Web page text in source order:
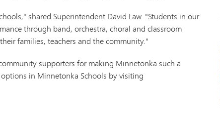
shared Superintendent David Law. "Students in our
through band, orchestra, choral and classroom
families, teachers and the community."
supporters for making Minnetonka such a
in Minnetonka Schools by visiting